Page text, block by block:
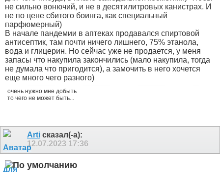
не сильно вонючий, и не в десятилитровых канистрах. И
не по цене сбитого боинга, как специальный
парфюмерный)
В начале пандемии в аптеках продавался спиртовой
антисептик, там почти ничего лишнего, 75% этанола,
вода и глицерин. Но сейчас уже не продается, у меня
запасы что накупила закончились (мало накупила, тогда
не думала что пригодится), а замочить в него хочется
еще много чего разного)
очень нужно мне добыть
то чего не может быть...
Arti сказал(-а):
12.07.2023 17:36